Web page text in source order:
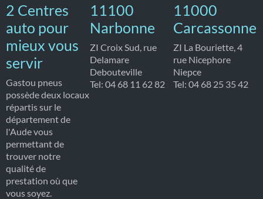
2 Centres
auto pour
mieux vous
servir
Gastou pneus
possède deux locaux
répartis sur le
département de
l'Aude vous
permettant de
trouver notre
qualité de
prestation où que
vous soyez.
11100
Narbonne
ZI Croix Sud, rue
Delamare
Debouteville
Tel: 04 68 11 62 82
11000
Carcassonne
ZI La Bouriette, 4
rue Nicephore
Niepce
Tel: 04 68 25 35 42